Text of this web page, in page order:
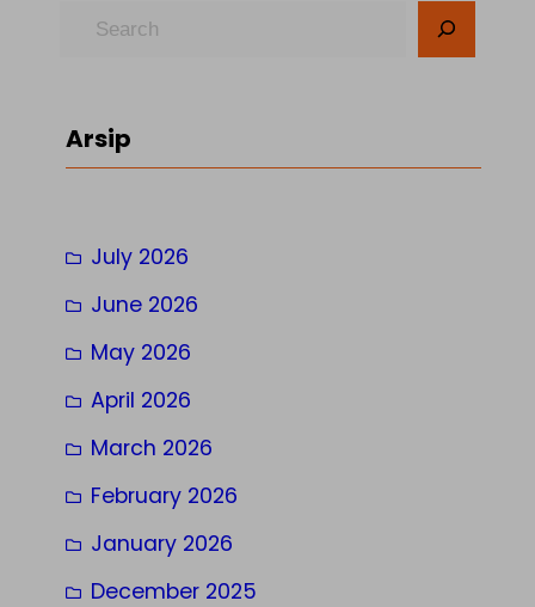
c
Arsip
July 2026
June 2026
May 2026
April 2026
March 2026
February 2026
January 2026
December 2025